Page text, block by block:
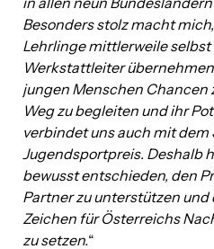
Besonders stolz macht
Lehrlinge mittlerweile
Werkstattleiter
jungen Menschen Chancen
Weg zu begleiten und ihr
verbindet uns auch mit
Jugendsportpreis. Deshalb
bewusst entschieden, den
Partner zu unterstützen
Zeichen für Österreichs
zu setzen.“